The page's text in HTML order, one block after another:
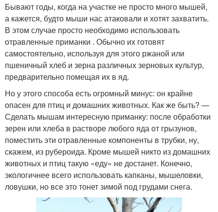
Бывают годы, когда на участке не просто много мышей,
а кажется, будто мыши нас атаковали и хотят захватить.
В этом случае просто необходимо использовать
отравленные приманки . Обычно их готовят
самостоятельно, используя для этого ржаной или
пшеничный хлеб и зерна различных зерновых культур,
предварительно помещая их в яд.
Но у этого способа есть огромный минус: он крайне
опасен для птиц и домашних животных. Как же быть? —
Сделать мышам интересную приманку: после обработки
зерен или хлеба в растворе любого яда от грызунов,
поместить эти отравленные компоненты в трубки, ну,
скажем, из рубероида. Кроме мышей никто из домашних
животных и птиц такую «еду» не достанет. Конечно,
экологичнее всего использовать капканы, мышеловки,
ловушки, но все это тонет зимой под грудами снега.